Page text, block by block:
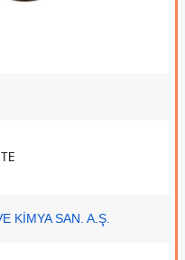
KİMYA SAN. A.Ş.